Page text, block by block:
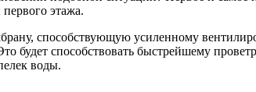
этажа.
способствующую усиленному
будет способствовать быстрейшему
воды.